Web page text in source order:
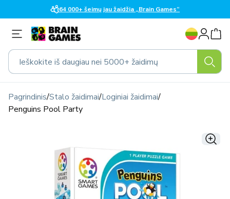
turinį
64 000+ šeimų jau žaidžia „Brain Games“
Ieškokite iš daugiau nei 5000+ žaidimų
K
a
b
Prisijungti
Pagrindinis/Stalo žaidimai/Loginiai žaidimai/
Penguins Pool Party